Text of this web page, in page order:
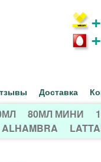
Доставка
80МЛ МИНИ
ALHAMBRA